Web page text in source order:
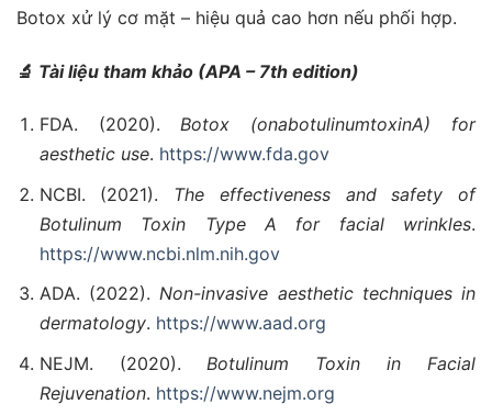
Botox xử lý cơ mặt – hiệu quả cao hơn nếu phối hợp.
🔬 Tài liệu tham khảo (APA – 7th edition)
FDA. (2020). Botox (onabotulinumtoxinA) for
aesthetic use. https://www.fda.gov
NCBI. (2021). The effectiveness and safety of
Botulinum Toxin Type A for facial wrinkles.
https://www.ncbi.nlm.nih.gov
ADA. (2022).Non-invasive aesthetic techniques in
dermatology. https://www.aad.org
NEJM. (2020). Botulinum Toxin in Facial
Rejuvenation. https://www.nejm.org